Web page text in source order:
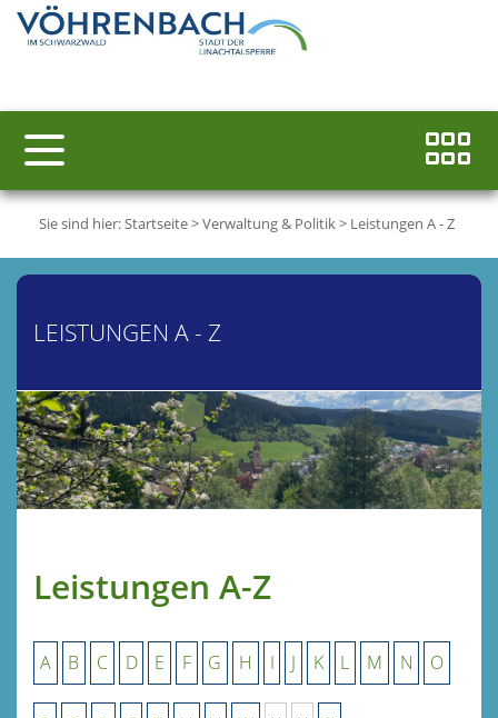
Sie sind hier:Startseite>Verwaltung & Politik> Leistungen A - Z
LEISTUNGEN A - Z
Leistungen A-Z
A B C D E F G H I J K L M N O